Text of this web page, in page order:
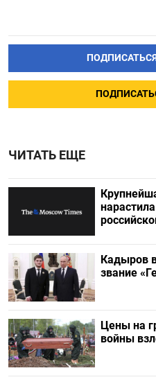
ЧИТАТЬ ЕЩЕ
Кадыров
звание
Цены на
войны